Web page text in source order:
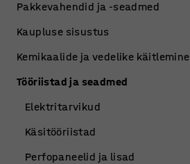
Pakkevahendid ja -seadmed
Kaupluse sisustus
Kemikaalide ja vedelike käitlemine
Tööriistad ja seadmed
Elektritarvikud
Käsitööriistad
Perfopaneelid ja lisad